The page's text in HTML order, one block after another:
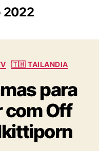
2022
🇹🇭 TAILANDIA
para
com Off